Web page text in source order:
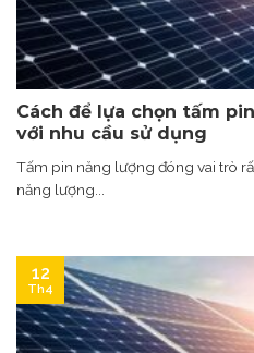
Cách để lựa chọn tấm
với nhu cầu sử dụng
Tấm pin năng lượng đóng vai trò
năng lượng...
12
Th4